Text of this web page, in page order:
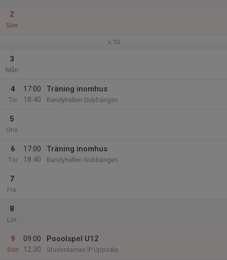
2
Sön
v.10
3
Mån
4
Tis
17:00
18:40
Träning inomhus
Bandyhallen Gubbängen
5
Ons
6
Tor
17:00
18:40
Träning inomhus
Bandyhallen Gubbängen
7
Fre
8
Lör
9
Sön
09:00
12:30
Pooolspel U12
Studenternas IP Uppsala